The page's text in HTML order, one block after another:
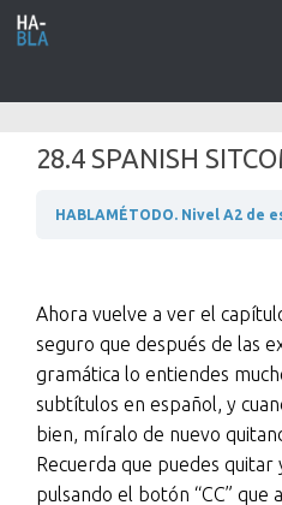
Saltar al contenido
28.4 SPANISH
HABLAMÉTODO. Nivel A2 de
Ahora vuelve a ver el
seguro que después de las
gramática lo entiendes
subtítulos en español, y
bien, míralo de nuevo
Recuerda que puedes
pulsando el botón “CC” que